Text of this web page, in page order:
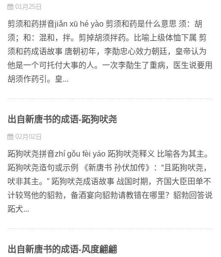
01月25日
剪须和药拼音jiǎn xū hé yào 剪须和药是什么意思 须：胡
须；和：混和，拌。剪掉胡须拌药。比喻上级体恤下属 剪
须和药成语故事 唐朝初年，李勣忠心效力朝廷，皇帝认为
他是一个可托付大事的人。一次李勣生了重病，医生说要用
胡须作药引。皇...
出自新唐书的成语-跖狗吠尧
02月02日
跖狗吠尧拼音zhí gǒu fèi yáo 跖狗吠尧释义 比喻各为其主。
跖狗吠尧造句或示例 《新唐书 孙伏加传》：“且跖狗吠尧，
吠非其主。” 跖狗吠尧成语故事 战国时期，齐国大臣田单不
计较骂他的貂勃，备酒宴向貂勃请教错在哪里？貂勃回答说
跖犬...
出自新唐书的成语-风度翩翩